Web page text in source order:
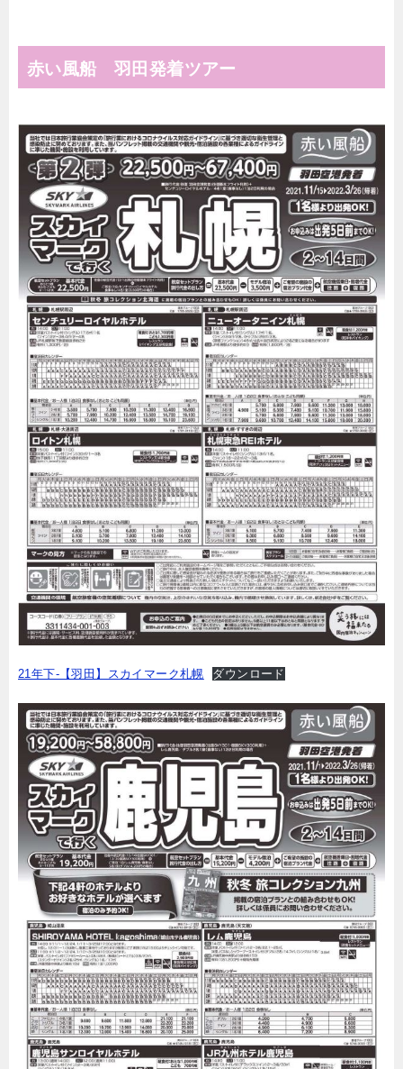
赤い風船 羽田発着ツアー
21年下-【羽田】スカイマーク札幌 ダウンロード